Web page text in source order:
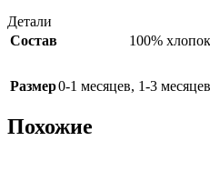
Детали
Состав
100% хлопок
Размер0-1 месяцев, 1-3 месяцев
Похожие